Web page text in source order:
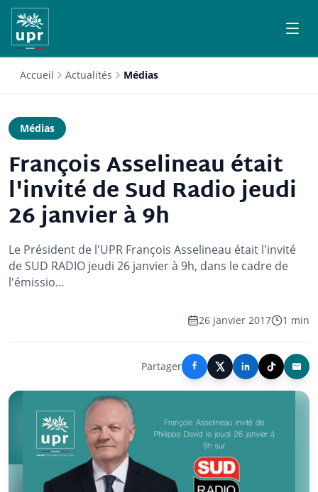
Accueil Actualités Médias
Médias
François Asselineau était
l'invité de Sud Radio jeudi
26 janvier à 9h
Le Président de l'UPR François Asselineau était l'invité
de SUD RADIO jeudi 26 janvier à 9h, dans le cadre de
l'émissio…
26 janvier 2017 1 min
Partager